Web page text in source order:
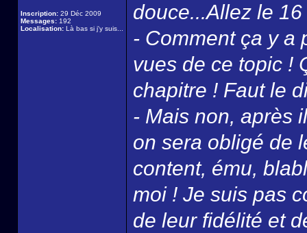
Inscription: 29 Déc 2009
Messages: 192
Localisation: Là bas si j'y suis...
douce...Allez le
- Comment ça y a
vues de ce topic !
chapitre ! Faut le
- Mais non, après
on sera obligé de
content, ému,
moi ! Je suis pas
de leur fidélité et